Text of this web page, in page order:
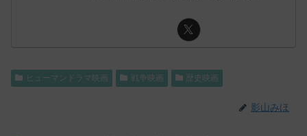
ヒューマンドラマ映画 戦争映画 歴史映画
影山みほ